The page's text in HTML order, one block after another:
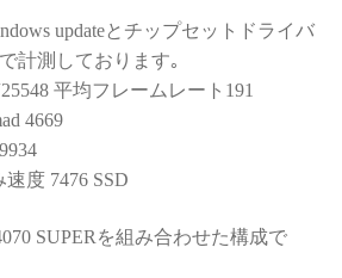
updateとチップセットドライバ
計測しております｡
平均フレームレート191
4669
度 7476 SSD
SUPERを組み合わせた構成で